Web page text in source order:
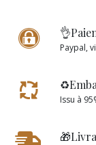
Paypal,
Issu à